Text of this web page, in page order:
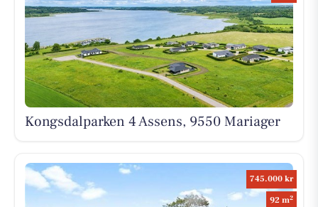
Kongsdalparken 4 Assens, 9550 Mariager
745.000 kr
92 m2